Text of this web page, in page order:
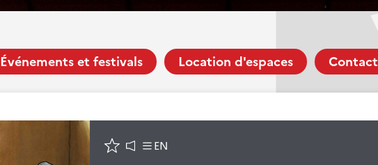
Événements et festivals Location d'espaces Contact
EN